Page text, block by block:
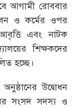
আগামী রোববার
ও কর্মের ওপর
এবং নাটক
শিক্ষকদের
হচ্ছে।
উদ্বোধন
সংসদ সদস্য ও